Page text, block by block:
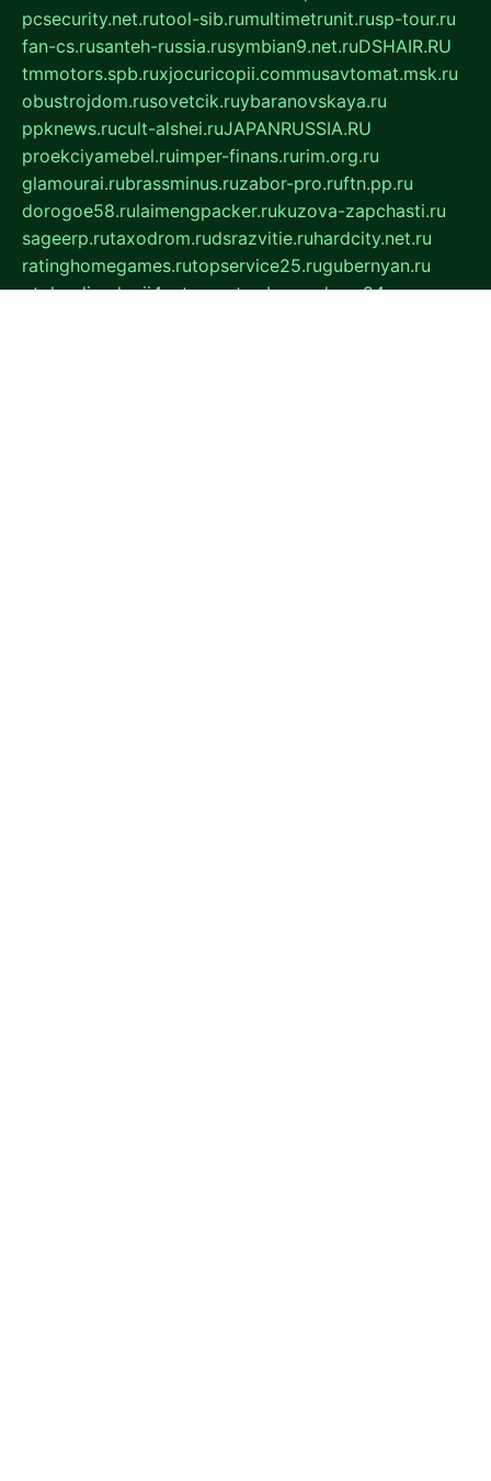
pcsecurity.net.rutool-sib.rumultimetrunit.rusp-tour.ru
fan-cs.rusanteh-russia.rusymbian9.net.ruDSHAIR.RU
tmmotors.spb.ruxjocuricopii.commusavtomat.msk.ru
obustrojdom.rusovetcik.ruybaranovskaya.ru
ppknews.rucult-alshei.ruJAPANRUSSIA.RU
proekciyamebel.ruimper-finans.rurim.org.ru
glamourai.rubrassminus.ruzabor-pro.ruftn.pp.ru
dorogoe58.rulaimengpacker.rukuzova-zapchasti.ru
sageerp.rutaxodrom.rudsrazvitie.ruhardcity.net.ru
ratinghomegames.rutopservice25.rugubernyan.ru
gtglasslined.ruii4.rutssport.spb.ruandorra24.com